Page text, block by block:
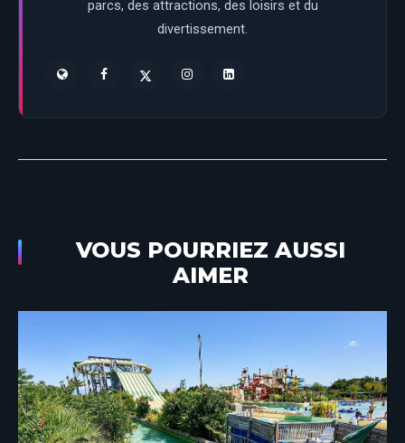
parcs, des attractions, des loisirs et du
divertissement.
VOUS POURRIEZ AUSSI
AIMER